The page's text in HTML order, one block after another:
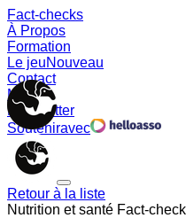
Fact-checks
À Propos
Formation
Le jeuNouveau
Contact
Memes
Newsletter
Souteniravec
Retour à la liste
Nutrition et santé Fact-